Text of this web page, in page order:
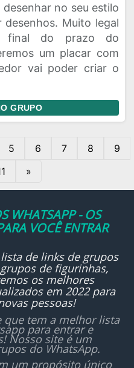
no seu estilo
desenhos. Muito legal
do prazo do
um placar com
vai poder criar o
GRUPO
5 6 7 8
9
»
WHATSAPP - OS
VOCÊ ENTRAR
de links de grupos
de figurinhas,
os melhores
em 2022 para
pessoas!
tem a melhor lista
para entrar e
Nosso site é um
do WhatsApp.
um propósito único